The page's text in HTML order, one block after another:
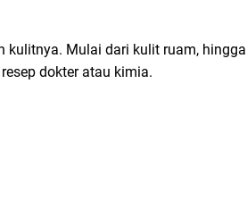
kulitnya. Mulai dari kulit ruam, hingga
dokter atau kimia.